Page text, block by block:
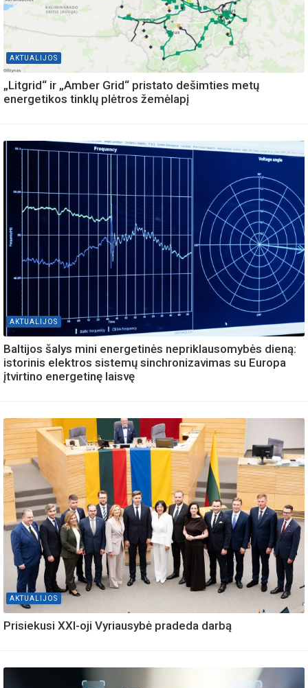
AKTUALIJOS
„Litgrid“ ir „Amber Grid“ pristato dešimties metų
energetikos tinklų plėtros žemėlapį
AKTUALIJOS
Baltijos šalys mini energetinės nepriklausomybės dieną:
istorinis elektros sistemų sinchronizavimas su Europa
įtvirtino energetinę laisvę
AKTUALIJOS
Prisiekusi XXI-oji Vyriausybė pradeda darbą